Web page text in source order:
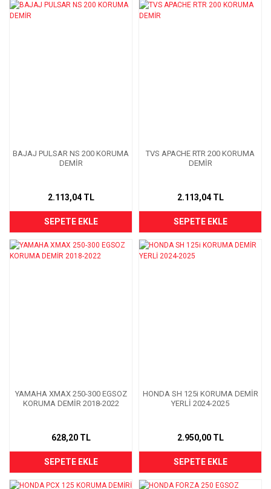
BAJAJ PULSAR NS 200 KORUMA
DEMİR
2.113,04 TL
SEPETE EKLE
TVS APACHE RTR 200 KORUMA
DEMİR
2.113,04 TL
SEPETE EKLE
YAMAHA XMAX 250-300 EGSOZ
KORUMA DEMİR 2018-2022
628,20 TL
SEPETE EKLE
HONDA SH 125i KORUMA DEMİR
YERLİ 2024-2025
2.950,00 TL
SEPETE EKLE